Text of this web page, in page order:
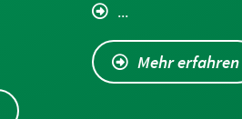
...
Mehr erfahren